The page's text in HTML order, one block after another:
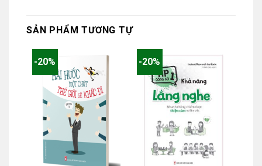
SẢN PHẨM TƯƠNG TỰ
-20% -20%